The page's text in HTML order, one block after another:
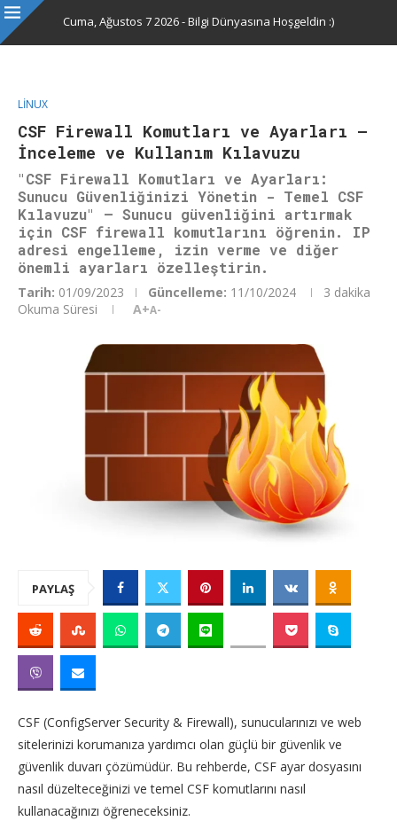
Cuma, Ağustos 7 2026 - Bilgi Dünyasına Hoşgeldin :)
LINUX
CSF Firewall Komutları ve Ayarları –
İnceleme ve Kullanım Kılavuzu
"CSF Firewall Komutları ve Ayarları:
Sunucu Güvenliğinizi Yönetin - Temel CSF
Kılavuzu" – Sunucu güvenliğini artırmak
için CSF firewall komutlarını öğrenin. IP
adresi engelleme, izin verme ve diğer
önemli ayarları özelleştirin.
Tarih: 01/09/2023 Güncelleme: 11/10/2024
3 dakika
Okuma Süresi
A+A-
PAYLAŞ
CSF (ConfigServer Security & Firewall), sunucularınızı ve web
sitelerinizi korumanıza yardımcı olan güçlü bir güvenlik ve
güvenlik duvarı çözümüdür. Bu rehberde, CSF ayar dosyasını
nasıl düzelteceğinizi ve temel CSF komutlarını nasıl
kullanacağınızı öğreneceksiniz.